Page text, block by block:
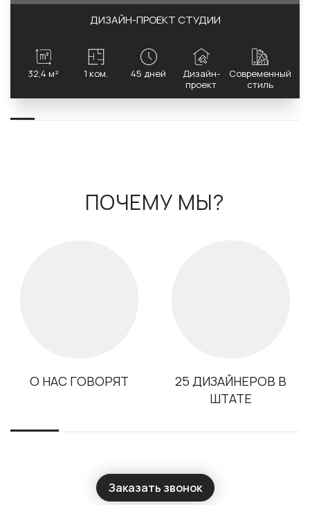
ДИЗАЙН-ПРОЕКТ СТУДИИ
32,4 м² 1 ком. 45 дней
Дизайн-
проект
Современный
стиль
ПОЧЕМУ МЫ?
О НАС ГОВОРЯТ
25 ДИЗАЙНЕРОВ В
ШТАТЕ
Заказать звонок